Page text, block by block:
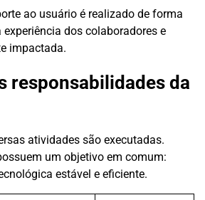
ao usuário é realizado de forma
dos colaboradores e
impactada.
responsabilidades da
atividades são executadas.
um objetivo em comum:
estável e eficiente.